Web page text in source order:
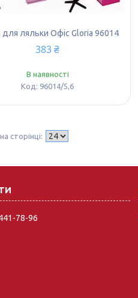
для ляльки Офіс Gloria 96014
383 ₴
В наявності
96014/5,6
78-96